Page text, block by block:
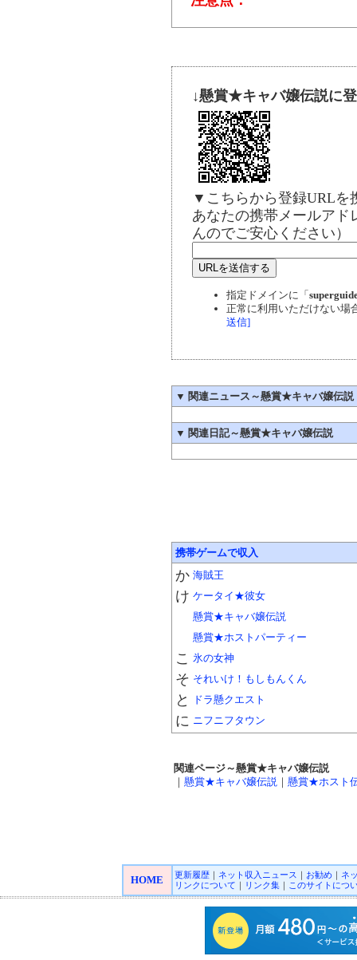
↓懸賞★キャバ嬢伝説に
▼こちらから登録URLを
あなたの携帯メールア
んのでご安心ください）
指定ドメインに「
正常に利用いただけない場
送信]
▼ 関連ニュース～懸賞★キャバ嬢伝説
▼ 関連日記～懸賞★キャバ嬢伝説
携帯ゲームで収入
か 海賊王
け ケータイ★彼女
懸賞★キャバ嬢伝説
懸賞★ホストパーティー
こ 氷の女神
そ それいけ！もしもんくん
と ドラ懸クエスト
に ニフニフタウン
関連ページ～懸賞★キャバ嬢伝説
｜ 懸賞★キャバ嬢伝説 ｜ 懸賞★ホスト
HOME 更新履歴｜ ネット収入ニュース ｜ お勧め｜ ネ
リンクについて ｜ リンク集｜ このサイトにつ